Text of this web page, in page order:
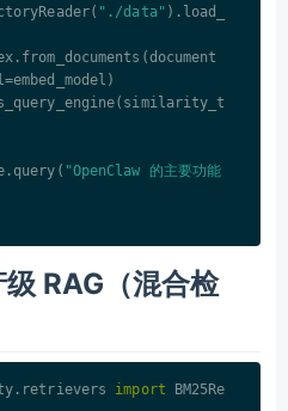
"./data" ).load_
"OpenClaw 的主要功能
RAG（混合检
import BM25Re